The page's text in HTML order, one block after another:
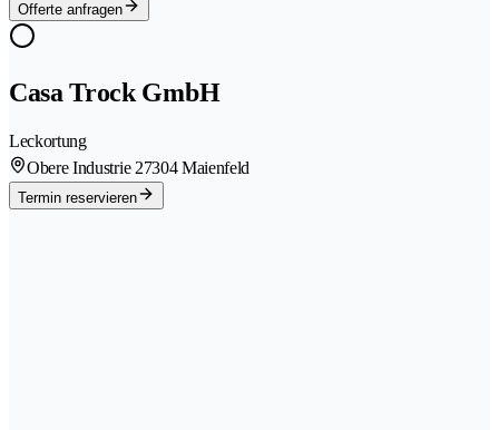
Offerte anfragen
Casa Trock GmbH
Leckortung
Obere Industrie 27304 Maienfeld
Termin reservieren